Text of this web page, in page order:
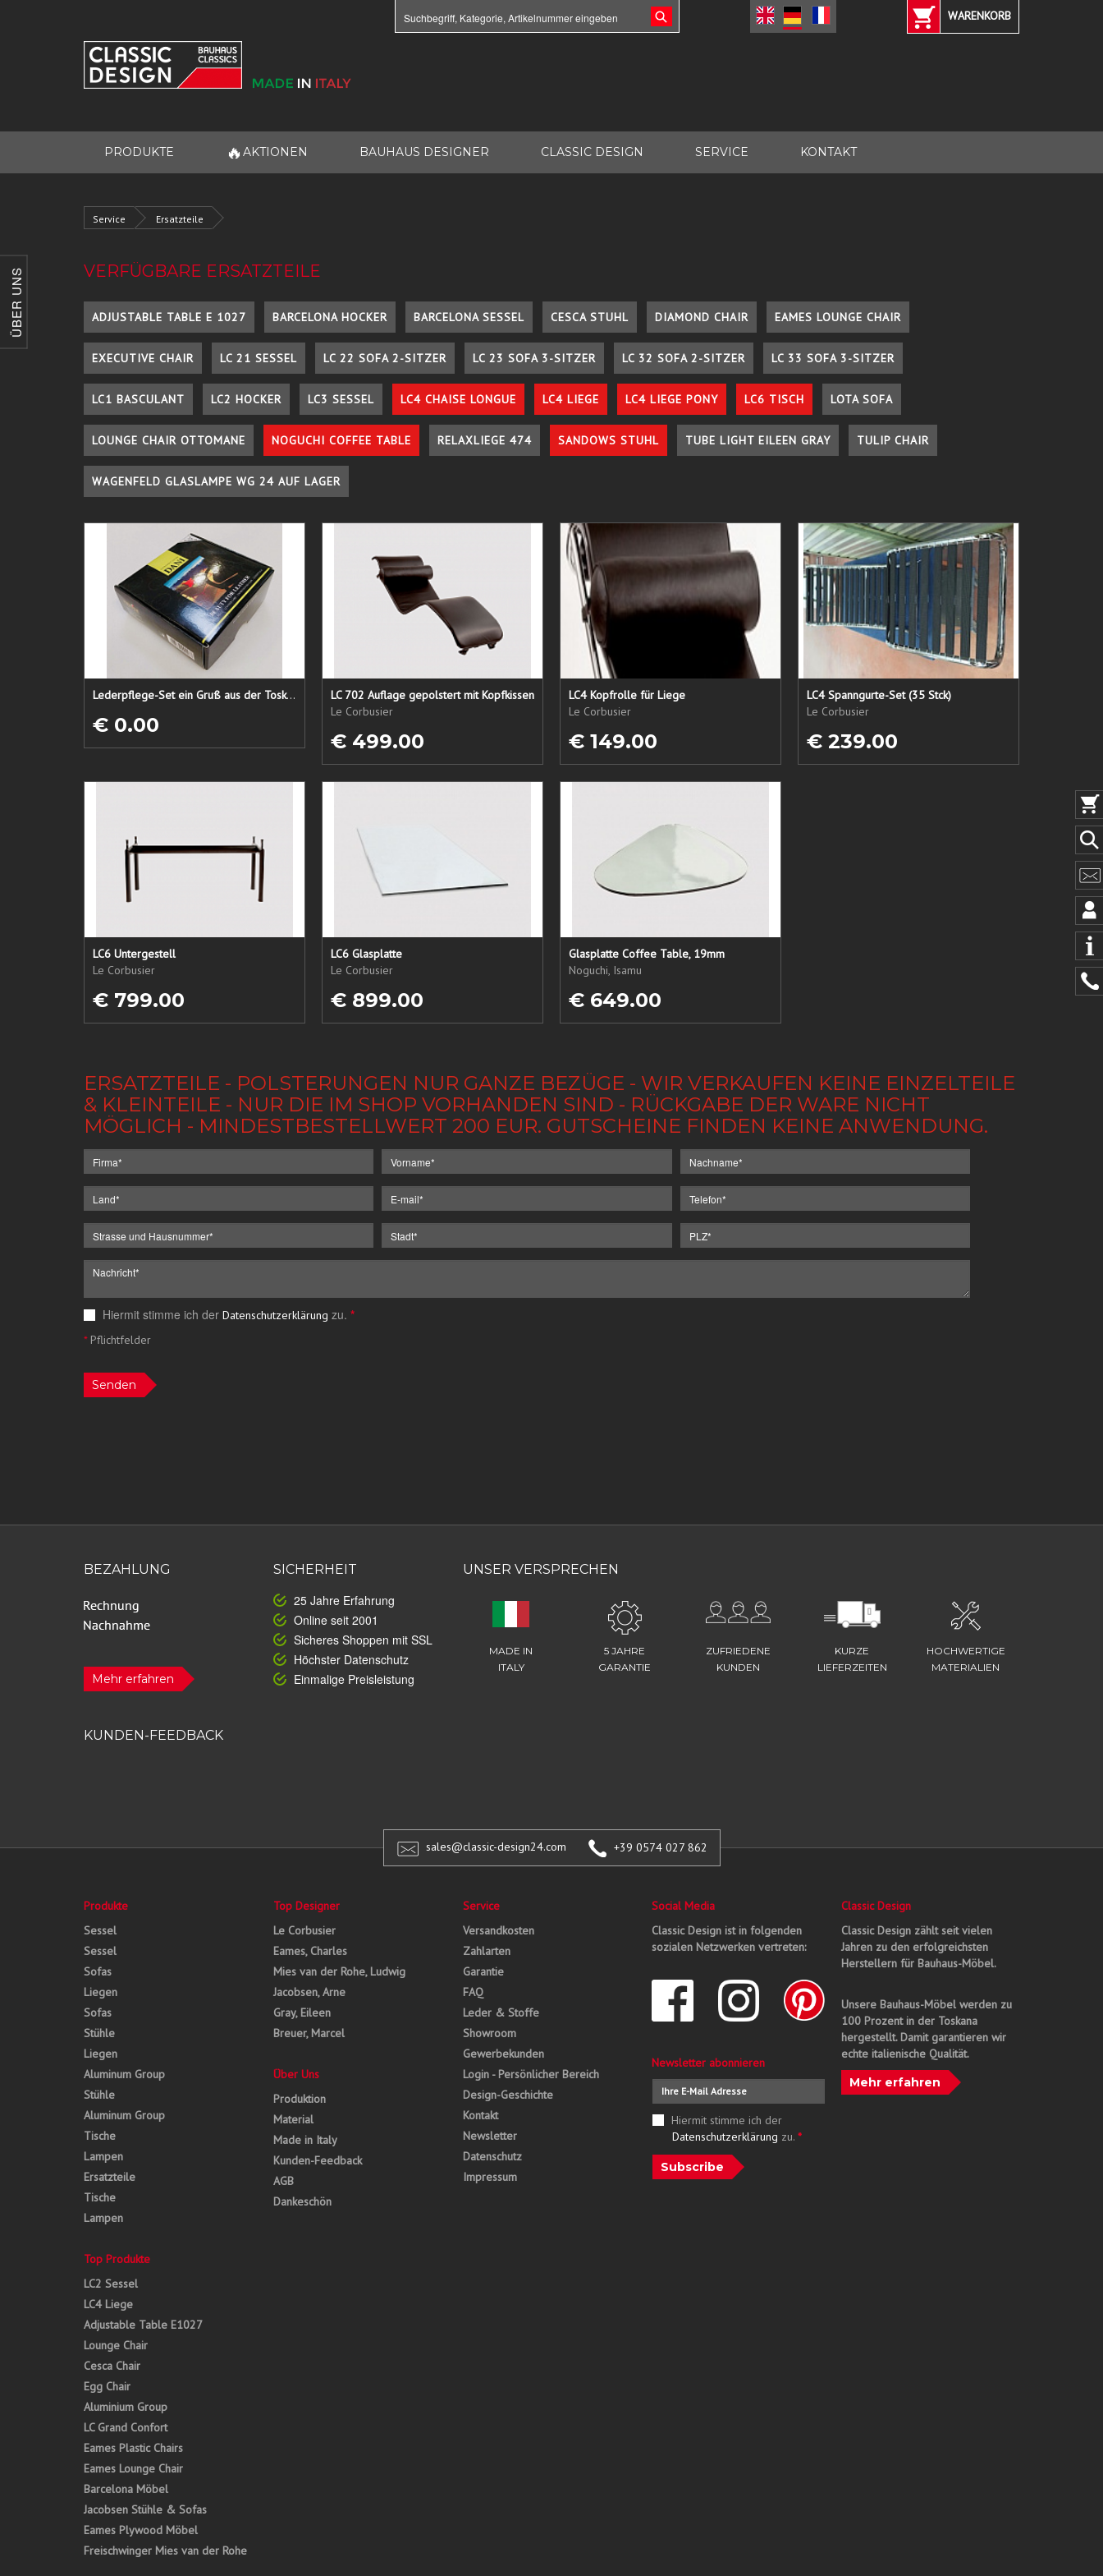
ÜBER UNS
WARENKORB
PRODUKTE 🔥 AKTIONEN BAUHAUS DESIGNER CLASSIC DESIGN SERVICE KONTAKT
Service Ersatzteile
VERFÜGBARE ERSATZTEILE
ADJUSTABLE TABLE E 1027 BARCELONA HOCKER BARCELONA SESSEL CESCA STUHL DIAMOND CHAIR EAMES LOUNGE CHAIR
EXECUTIVE CHAIR LC 21 SESSEL LC 22 SOFA 2-SITZER LC 23 SOFA 3-SITZER LC 32 SOFA 2-SITZER LC 33 SOFA 3-SITZER
LC1 BASCULANT LC2 HOCKER LC3 SESSEL LC4 CHAISE LONGUE LC4 LIEGE LC4 LIEGE PONY LC6 TISCH LOTA SOFA
LOUNGE CHAIR OTTOMANE NOGUCHI COFFEE TABLE RELAXLIEGE 474 SANDOWS STUHL TUBE LIGHT EILEEN GRAY TULIP CHAIR
WAGENFELD GLASLAMPE WG 24 AUF LAGER
Lederpflege-Set ein Gruß aus der Toskana...
€ 0.00
LC 702 Auflage gepolstert mit Kopfkissen
Le Corbusier
€ 499.00
LC4 Kopfrolle für Liege
Le Corbusier
€ 149.00
LC4 Spanngurte-Set (35 Stck)
Le Corbusier
€ 239.00
LC6 Untergestell
Le Corbusier
€ 799.00
LC6 Glasplatte
Le Corbusier
€ 899.00
Glasplatte Coffee Table, 19mm
Noguchi, Isamu
€ 649.00
ERSATZTEILE - POLSTERUNGEN NUR GANZE BEZÜGE - WIR VERKAUFEN KEINE EINZELTEILE
& KLEINTEILE - NUR DIE IM SHOP VORHANDEN SIND - RÜCKGABE DER WARE NICHT
MÖGLICH - MINDESTBESTELLWERT 200 EUR. GUTSCHEINE FINDEN KEINE ANWENDUNG.
Hiermit stimme ich der Datenschutzerklärung zu. *
*Pflichtfelder
Senden
BEZAHLUNG
Mehr erfahren
SICHERHEIT
25 Jahre Erfahrung
Online seit 2001
Sicheres Shoppen mit SSL
Höchster Datenschutz
Einmalige Preisleistung
UNSER VERSPRECHEN
MADE IN
ITALY
5 JAHRE
GARANTIE
ZUFRIEDENE
KUNDEN
KURZE
LIEFERZEITEN
HOCHWERTIGE
MATERIALIEN
KUNDEN-FEEDBACK
sales@classic-design24.com +39 0574 027 862
Produkte
Sessel
Sessel
Sofas
Liegen
Sofas
Stühle
Liegen
Aluminum Group
Stühle
Aluminum Group
Tische
Lampen
Ersatzteile
Tische
Lampen
Top Produkte
LC2 Sessel
LC4 Liege
Adjustable Table E1027
Lounge Chair
Cesca Chair
Egg Chair
Aluminium Group
LC Grand Confort
Eames Plastic Chairs
Eames Lounge Chair
Barcelona Möbel
Jacobsen Stühle & Sofas
Eames Plywood Möbel
Freischwinger Mies van der Rohe
Top Designer
Le Corbusier
Eames, Charles
Mies van der Rohe, Ludwig
Jacobsen, Arne
Gray, Eileen
Breuer, Marcel
Über Uns
Produktion
Material
Made in Italy
Kunden-Feedback
AGB
Dankeschön
Service
Versandkosten
Zahlarten
Garantie
FAQ
Leder & Stoffe
Showroom
Gewerbekunden
Login - Persönlicher Bereich
Design-Geschichte
Kontakt
Newsletter
Datenschutz
Impressum
Social Media
Classic Design ist in folgenden
sozialen Netzwerken vertreten:
Newsletter abonnieren
Hiermit stimme ich der
Datenschutzerklärung zu. *
Subscribe
Classic Design
Classic Design zählt seit vielen
Jahren zu den erfolgreichsten
Herstellern für Bauhaus-Möbel.
Unsere Bauhaus-Möbel werden zu
100 Prozent in der Toskana
hergestellt. Damit garantieren wir
echte italienische Qualität.
Mehr erfahren